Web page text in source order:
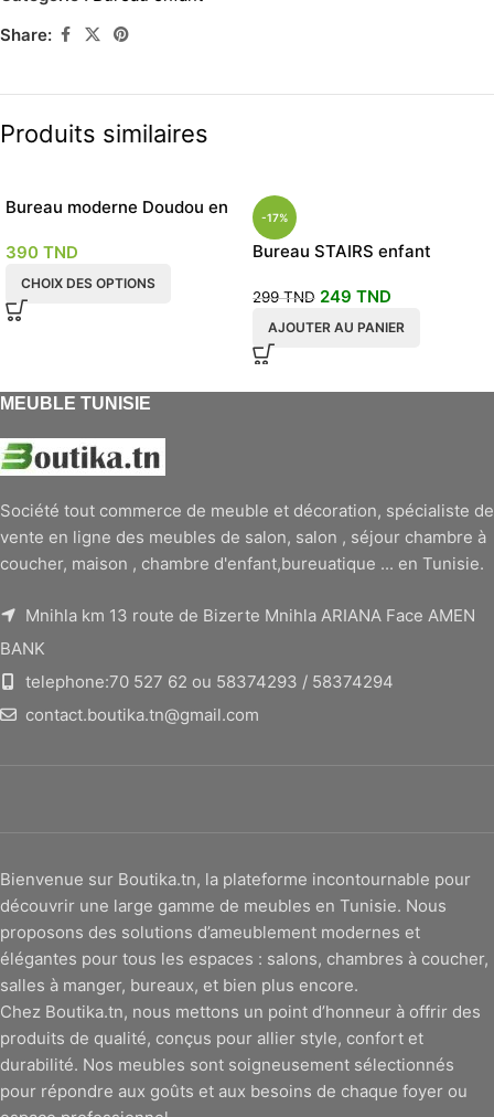
Share:
Produits similaires
Bureau moderne Doudou en
390 TND
CHOIX DES OPTIONS
-17%
Bureau STAIRS enfant
299TND 249 TND
AJOUTER AU PANIER
MEUBLE TUNISIE
Société tout commerce de meuble et décoration, spécialiste de
vente en ligne des meubles de salon, salon , séjour chambre à
coucher, maison , chambre d'enfant,bureuatique ... en Tunisie.
Mnihla km 13 route de Bizerte Mnihla ARIANA Face AMEN
BANK
telephone:70 527 62 ou 58374293 / 58374294
contact.boutika.tn@gmail.com
Bienvenue sur Boutika.tn, la plateforme incontournable pour
découvrir une large gamme de meubles en Tunisie. Nous
proposons des solutions d’ameublement modernes et
élégantes pour tous les espaces : salons, chambres à coucher,
salles à manger, bureaux, et bien plus encore.
Chez Boutika.tn, nous mettons un point d’honneur à offrir des
produits de qualité, conçus pour allier style, confort et
durabilité. Nos meubles sont soigneusement sélectionnés
pour répondre aux goûts et aux besoins de chaque foyer ou